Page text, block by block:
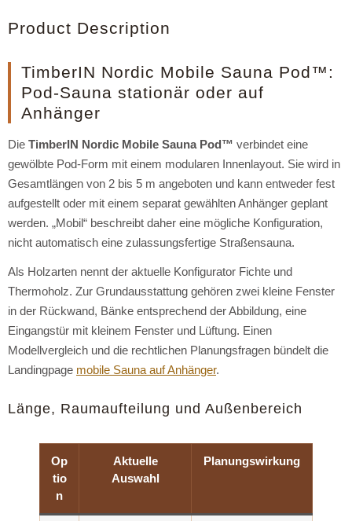
Product Description
TimberIN Nordic Mobile Sauna Pod™:
Pod-Sauna stationär oder auf
Anhänger
Die TimberIN Nordic Mobile Sauna Pod™ verbindet eine
gewölbte Pod-Form mit einem modularen Innenlayout. Sie wird in
Gesamtlängen von 2 bis 5 m angeboten und kann entweder fest
aufgestellt oder mit einem separat gewählten Anhänger geplant
werden. „Mobil“ beschreibt daher eine mögliche Konfiguration,
nicht automatisch eine zulassungsfertige Straßensauna.
Als Holzarten nennt der aktuelle Konfigurator Fichte und
Thermoholz. Zur Grundausstattung gehören zwei kleine Fenster
in der Rückwand, Bänke entsprechend der Abbildung, eine
Eingangstür mit kleinem Fenster und Lüftung. Einen
Modellvergleich und die rechtlichen Planungsfragen bündelt die
Landingpage mobile Sauna auf Anhänger.
Länge, Raumaufteilung und Außenbereich
Op
tio
n
Aktuelle
Auswahl
Planungswirkung